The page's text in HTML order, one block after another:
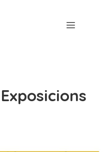
Menú
Exposicions